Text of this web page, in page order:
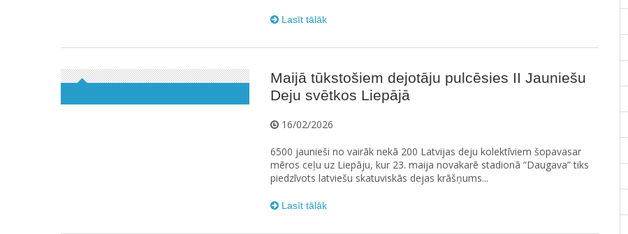
Lasīt tālāk
Maijā tūkstošiem dejotāju pulcēsies II Jauniešu
Deju svētkos Liepājā
16/02/2026
6500 jaunieši no vairāk nekā 200 Latvijas deju kolektīviem šopavasar
mēros ceļu uz Liepāju, kur 23. maija novakarē stadionā “Daugava” tiks
piedzīvots latviešu skatuviskās dejas krāšņums...
Lasīt tālāk